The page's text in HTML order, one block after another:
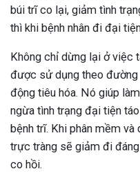
sau sinh là tình trạng
phổ biến, khiến đôi bàn
búi trĩ co lại, giảm tình
thì khi bệnh nhân đi đại
Không chỉ dừng lại ở việc
được sử dụng theo đường
động tiêu hóa. Nó giúp
ngừa tình trạng đại tiện
bệnh trĩ. Khi phân mềm
trực tràng sẽ giảm đi
co hồi.